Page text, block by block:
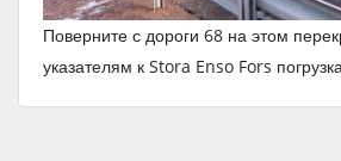
Поверните с дороги 68 на этом
указателям к Stora Enso Fors